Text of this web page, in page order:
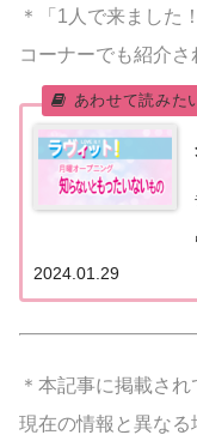
＊「1人で来ました
コーナーでも紹介さ
2024.01.29
＊本記事に掲載さ
現在の情報と異なる